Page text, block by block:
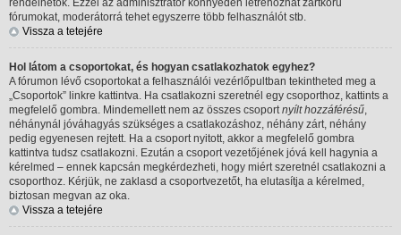
rendelhetők. Ezzel az adminisztrátor könnyedén létrehozhat zártkörű
fórumokat, moderátorrá tehet egyszerre több felhasználót stb.
Vissza a tetejére
Hol látom a csoportokat, és hogyan csatlakozhatok egyhez?
A fórumon lévő csoportokat a felhasználói vezérlőpultban tekintheted meg a
„Csoportok” linkre kattintva. Ha csatlakozni szeretnél egy csoporthoz, kattints a
megfelelő gombra. Mindemellett nem az összes csoportnyílt hozzáférésű,
néhánynál jóváhagyás szükséges a csatlakozáshoz, néhány zárt, néhány
pedig egyenesen rejtett. Ha a csoport nyitott, akkor a megfelelő gombra
kattintva tudsz csatlakozni. Ezután a csoport vezetőjének jóvá kell hagynia a
kérelmed – ennek kapcsán megkérdezheti, hogy miért szeretnél csatlakozni a
csoporthoz. Kérjük, ne zaklasd a csoportvezetőt, ha elutasítja a kérelmed,
biztosan megvan az oka.
Vissza a tetejére